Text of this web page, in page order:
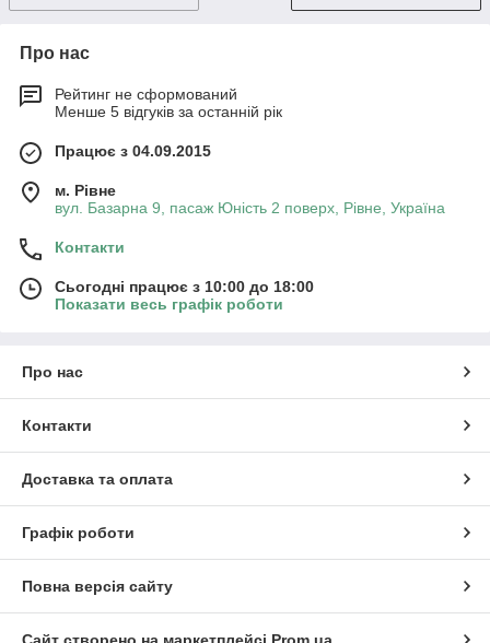
Про нас
Рейтинг не сформований
Менше 5 відгуків за останній рік
Працює з 04.09.2015
м. Рівне
вул. Базарна 9, пасаж Юність 2 поверх, Рівне, Україна
Контакти
Сьогодні працює з 10:00 до 18:00
Показати весь графік роботи
Про нас
Контакти
Доставка та оплата
Графік роботи
Повна версія сайту